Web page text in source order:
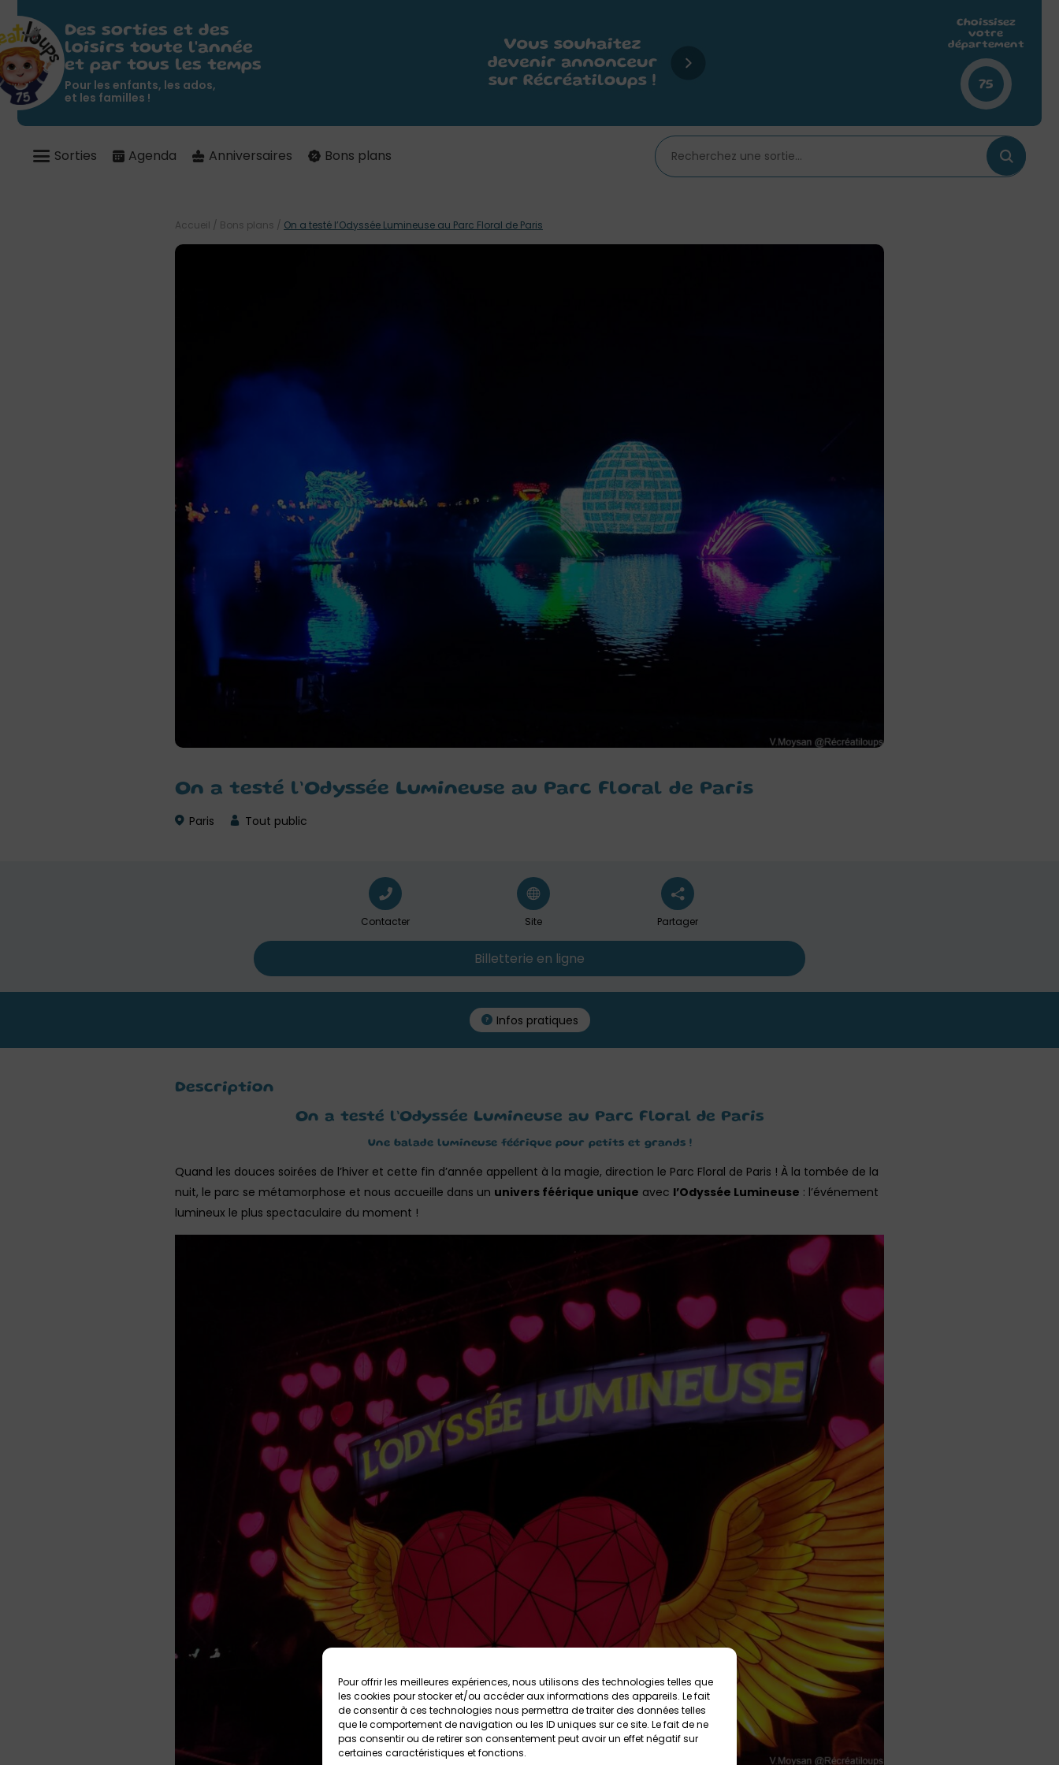
Pour offrir les meilleures expériences, nous utilisons des technologies telles que
les cookies pour stocker et/ou accéder aux informations des appareils. Le fait
de consentir à ces technologies nous permettra de traiter des données telles
que le comportement de navigation ou les ID uniques sur ce site. Le fait de ne
pas consentir ou de retirer son consentement peut avoir un effet négatif sur
certaines caractéristiques et fonctions.
Des sorties et des
loisirs toute l'année
et par tous les temps
Pour les enfants, les ados,
et les familles !
Choissisez
votre
département
75
Sorties Agenda Anniversaires Bons plans
On a testé l’Odyssée Lumineuse au Parc Floral de Paris
Paris Tout public
Accueil / Bons plans / On a testé l’Odyssée Lumineuse au Parc Floral de Paris
Contacter Site Partager
Billetterie en ligne
Infos pratiques
Description
On a testé l’Odyssée Lumineuse au Parc Floral de Paris
Une balade lumineuse féérique pour petits et grands !
Quand les douces soirées de l’hiver et cette fin d’année appellent à la magie, direction le Parc Floral de Paris ! À la tombée de la
nuit, le parc se métamorphose et nous accueille dans un univers féérique unique avec l’Odyssée Lumineuse : l’événement
lumineux le plus spectaculaire du moment !